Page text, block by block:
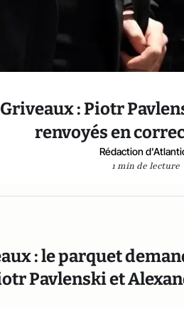
: Piotr
renvoyés en
Rédaction
1 min de lecture
: le parquet
Pavlenski et